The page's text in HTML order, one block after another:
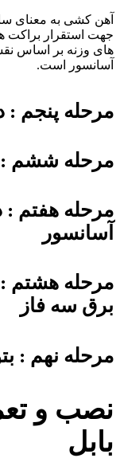
آهن کشی به معنای
جهت استقرار براکت
های وزنه بر اساس
آسانسور است.
مرحله پنجم
مرحله ششم :
مرحله هفتم
آسانسور
مرحله هشتم
برق سه فاز
مرحله نهم :
نصب و
بابل